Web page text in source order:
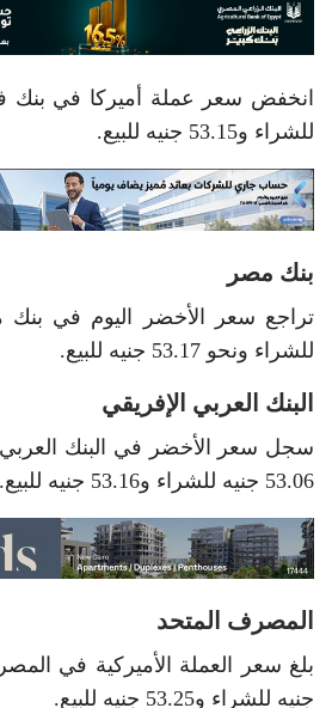
للشراء و53.15 جنيه للبيع.
بنك مصر
للشراء ونحو 53.17 جنيه للبيع.
البنك العربي الإفريقي
سجل سعر الأخضر في البنك العربي
53.06 جنيه للشراء و53.16 جنيه للبيع.
المصرف المتحد
جنيه للشراء و53.25 جنيه للبيع.